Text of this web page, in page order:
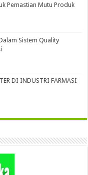
Pemastian Mutu Produk
Sistem Quality
DI INDUSTRI FARMASI